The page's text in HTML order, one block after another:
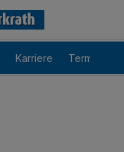
Karriere Termine